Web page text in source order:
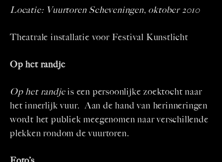
Locatie: Vuurtoren Scheveningen, oktober 2010
Theatrale installatie voor Festival Kunstlicht
Op het randje
Op het randjeis een persoonlijke zoektocht naar
het innerlijk vuur. Aan de hand van herinneringen
wordt het publiek meegenomen naar verschillende
plekken rondom de vuurtoren.